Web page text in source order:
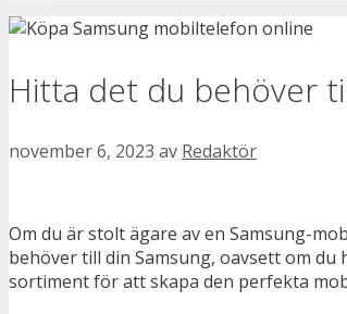
Hitta det du behöver
november 6, 2023 av Redaktör
Om du är stolt ägare av en Samsung-
behöver till din Samsung, oavsett om du
sortiment för att skapa den perfekta